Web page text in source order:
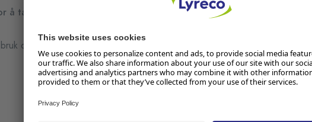
å ta notater og skrive både hjemme og
og gir bedre kontroll når du skriver.
Lager i butikk